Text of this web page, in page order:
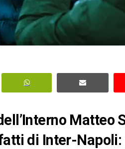
Matteo
di Inter-